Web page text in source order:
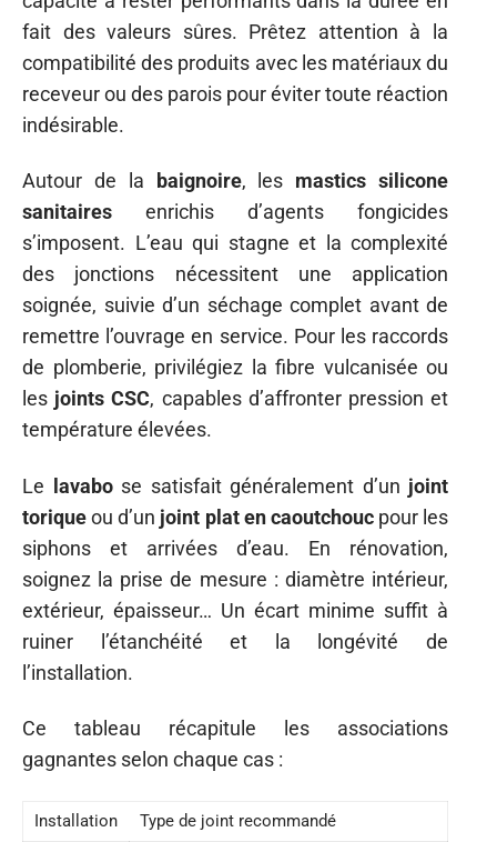
fait des valeurs sûres. Prêtez attention à la
compatibilité des produits avec les matériaux du
receveur ou des parois pour éviter toute réaction
indésirable.
Autour de la baignoire, les mastics silicone
sanitaires enrichis d’agents fongicides
s’imposent. L’eau qui stagne et la complexité
des jonctions nécessitent une application
soignée, suivie d’un séchage complet avant de
remettre l’ouvrage en service. Pour les raccords
de plomberie, privilégiez la fibre vulcanisée ou
les joints CSC, capables d’affronter pression et
température élevées.
Le lavabose satisfait généralement d’un joint
toriqueou d’un joint plat en caoutchoucpour les
siphons et arrivées d’eau. En rénovation,
soignez la prise de mesure : diamètre intérieur,
extérieur, épaisseur… Un écart minime suffit à
ruiner l’étanchéité et la longévité de
l’installation.
Ce tableau récapitule les associations
gagnantes selon chaque cas :
Installation
Type de joint recommandé